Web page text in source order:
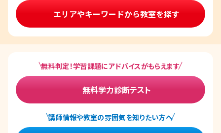
エリアやキーワードから教室を探す
無料判定！学習課題にアドバイスがもらえます
無料学力診断テスト
講師情報や教室の雰囲気を知りたい方へ